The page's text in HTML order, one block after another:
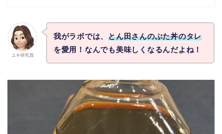
ユキ研究員
我がラボでは、とん田さんのぶた丼のタレ
を愛用！なんでも美味しくなるんだよね！